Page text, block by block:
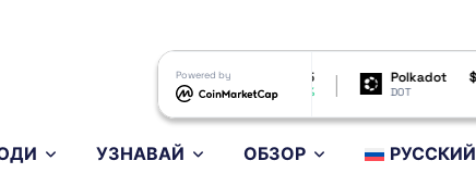
Powered by
$0.000005
1.17%
Polkadot $0.815979
DOT 1.09%
УЗНАВАЙ ОБЗОР РУССКИЙ